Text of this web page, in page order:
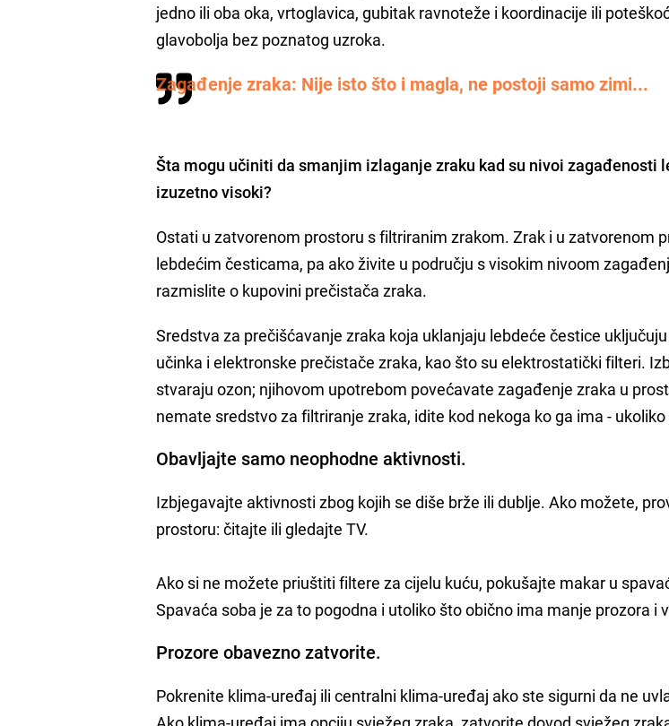
jedno ili oba oka, vrtoglavica, gubitak ravnoteže i koordinacije ili
glavobolja bez poznatog uzroka.
Zagađenje zraka: Nije isto što i magla, ne postoji samo zimi...
Šta mogu učiniti da smanjim izlaganje zraku kad su nivoi zagađenosti
izuzetno visoki?
Ostati u zatvorenom prostoru s filtriranim zrakom. Zrak i u zatvorenom
lebdećim česticama, pa ako živite u području s visokim nivoom
razmislite o kupovini prečistača zraka.
Sredstva za prečišćavanje zraka koja uklanjaju lebdeće čestice
učinka i elektronske prečistače zraka, kao što su elektrostatički filteri.
stvaraju ozon; njihovom upotrebom povećavate zagađenje zraka u
nemate sredstvo za filtriranje zraka, idite kod nekoga ko ga ima -
Obavljajte samo neophodne aktivnosti.
Izbjegavajte aktivnosti zbog kojih se diše brže ili dublje. Ako možete,
prostoru: čitajte ili gledajte TV.
Ako si ne možete priuštiti filtere za cijelu kuću, pokušajte makar u
Spavaća soba je za to pogodna i utoliko što obično ima manje prozora i
Prozore obavezno zatvorite.
Pokrenite klima-uređaj ili centralni klima-uređaj ako ste sigurni da ne